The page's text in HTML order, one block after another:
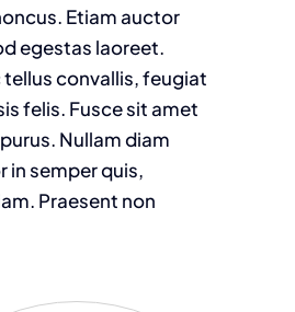
Etiam auctor
egestas laoreet.
convallis, feugiat
felis. Fusce sit amet
Nullam diam
in semper quis,
Praesent non